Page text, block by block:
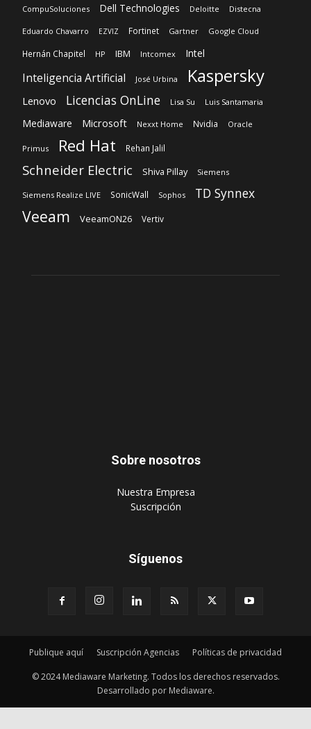
CompuSoluciones Dell Technologies Deloitte Distecna
Eduardo Chavarro EZVIZ Fortinet Gartner Google Cloud
Hernán Chapitel HP IBM Intcomex Intel
Inteligencia Artificial José Urbina Kaspersky
Lenovo Licencias OnLine Lisa Su Luis Santamaria
Mediaware Microsoft Nexxt Home Nvidia Oracle
Primus Red Hat Rehan Jalil
Schneider Electric Shiva Pillay Siemens
Siemens Realize LIVE SonicWall Sophos TD Synnex
Veeam VeeamON26 Vertiv
Sobre nosotros
‎Nuestra Empresa
‎Suscripción
Síguenos
Publique aquí Suscripción Agencias Políticas de privacidad
© 2024 Mediaware Marketing. Todos los derechos reservados.
Desarrollado por Mediaware.